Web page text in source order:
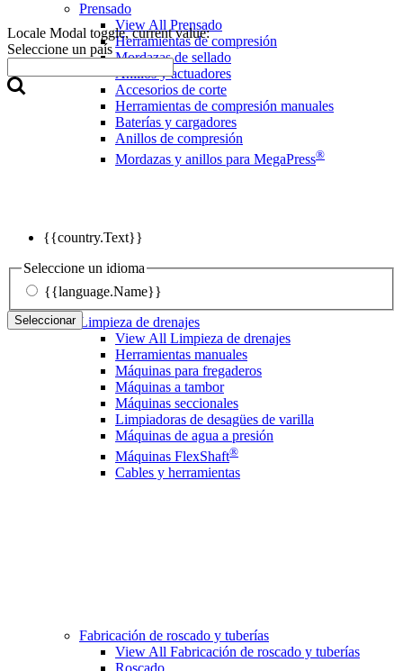
Locale Modal toggle, current value:
Seleccione un país
{{country.Text}}
Seleccione un idioma
{{language.Name}}
Seleccionar
Prensado
View All Prensado
Herramientas de compresión
Mordazas de sellado
Anillos y actuadores
Accesorios de corte
Herramientas de compresión manuales
Baterías y cargadores
Anillos de compresión
Mordazas y anillos para MegaPress®
Limpieza de drenajes
View All Limpieza de drenajes
Herramientas manuales
Máquinas para fregaderos
Máquinas a tambor
Máquinas seccionales
Limpiadoras de desagües de varilla
Máquinas de agua a presión
Máquinas FlexShaft®
Cables y herramientas
Fabricación de roscado y tuberías
View All Fabricación de roscado y tuberías